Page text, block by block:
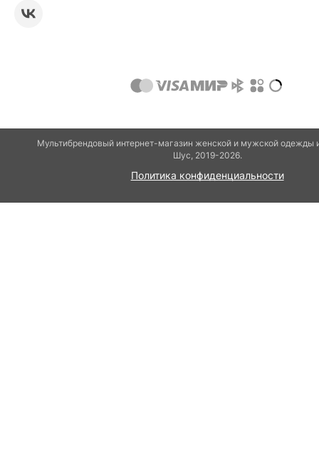
Мультибрендовый интернет-магазин женской и мужской одежды
Шуc, 2019-2026.
Политика конфиденциальности